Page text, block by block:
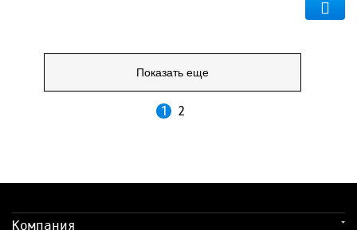
Показать еще
1 2
Компания